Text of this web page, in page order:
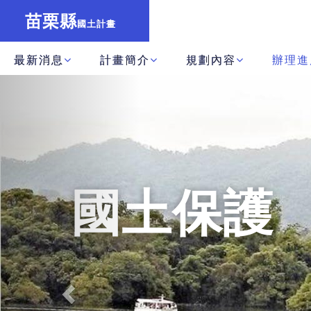
苗栗縣國土計畫
最新消息 計畫簡介 規劃內容 辦理
城鄉發展
....